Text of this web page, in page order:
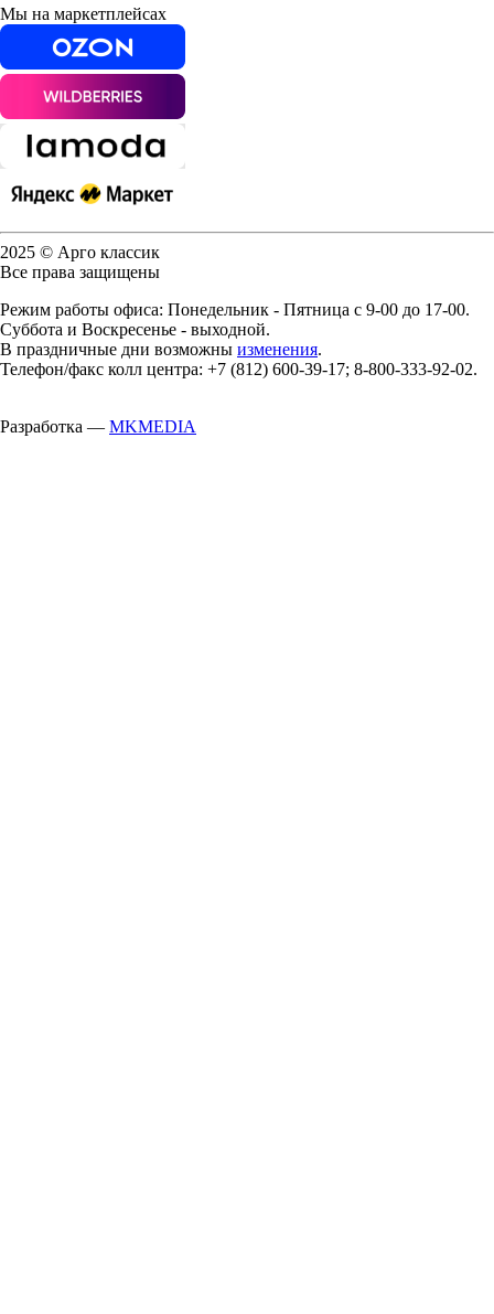
Мы на маркетплейсах
2025 © Арго классик
Все права защищены
Режим работы офиса: Понедельник - Пятница с 9-00 до 17-00.
Суббота и Воскресенье - выходной.
В праздничные дни возможны изменения.
Телефон/факс колл центра: +7 (812) 600-39-17; 8-800-333-92-02.
Разработка — MKMEDIA